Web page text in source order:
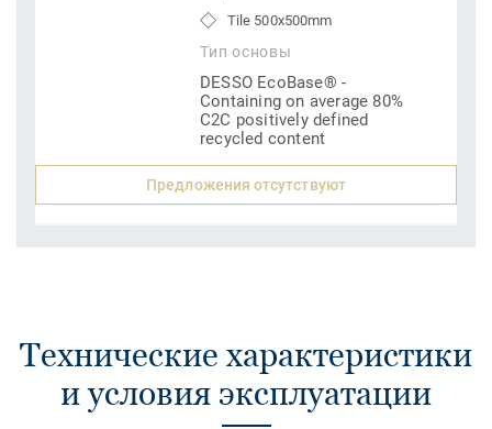
Tile 500x500mm
Тип основы
DESSO EcoBase® -
Containing on average 80%
C2C positively defined
recycled content
Предложения отсутствуют
Технические характеристики
и условия эксплуатации